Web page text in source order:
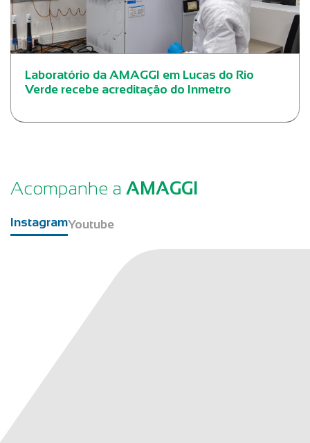
Laboratório da AMAGGI em Lucas do Rio
Verde recebe acreditação do Inmetro
Acompanhe a AMAGGI
InstagramYoutube